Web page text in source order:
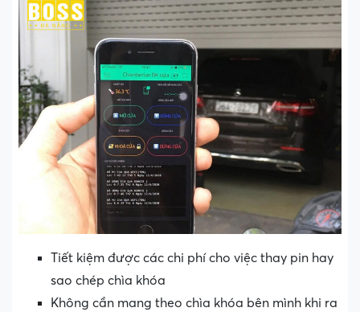
Tiết kiệm được các chi phí cho việc thay pin hay
sao chép chìa khóa
Không cần mang theo chìa khóa bên mình khi ra